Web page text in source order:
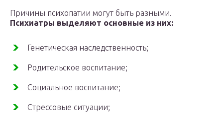
Причины психопатии могут быть разными.
Психиатры выделяют основные из них:
Генетическая наследственность;
Родительское воспитание;
Социальное воспитание;
Стрессовые ситуации;